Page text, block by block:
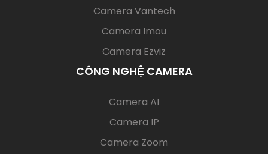
Camera Vantech
Camera Imou
Camera Ezviz
CÔNG NGHỆ CAMERA
Camera AI
Camera IP
Camera Zoom